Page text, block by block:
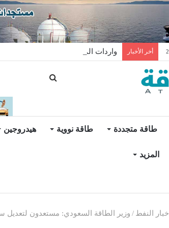
أخر الأخبار واردات المغرب من الغاز ترتفع 15% في شهر يوليو
طاقة متجددة طاقة نووية هيدروجين
المزيد
أخبار النفط / وزير الطاقة السعودي: مستعدون لتعديل